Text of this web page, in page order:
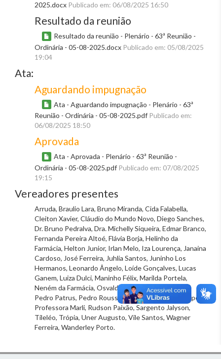
2025.docx Publicado em: 06/08/2025 16:50
Resultado da reunião
Resultado da reunião - Plenário - 63ª Reunião -
Ordinária - 05-08-2025.docx Publicado em: 05/08/2025
19:04
Ata:
Aguardando impugnação
Ata - Aguardando impugnação - Plenário - 63ª
Reunião - Ordinária - 05-08-2025.pdf Publicado em:
06/08/2025 18:50
Aprovada
Ata - Aprovada - Plenário - 63ª Reunião -
Ordinária - 05-08-2025.pdf Publicado em: 07/08/2025
19:15
Vereadores presentes
Arruda, Braulio Lara, Bruno Miranda, Cida Falabella,
Cleiton Xavier, Cláudio do Mundo Novo, Diego Sanches,
Dr. Bruno Pedralva, Dra. Michelly Siqueira, Edmar Branco,
Fernanda Pereira Altoé, Flávia Borja, Helinho da
Farmácia, Helton Junior, Irlan Melo, Iza Lourença, Janaina
Cardoso, José Ferreira, Juhlia Santos, Juninho Los
Hermanos, Leonardo Ângelo, Loíde Gonçalves, Lucas
Ganem, Luiza Dulci, Maninho Félix, Marilda Portela,
Neném da Farmácia, Osvaldo Lopes, Pablo Almeida,
Pedro Patrus, Pedro Rousseff, Professor Juliano Lopes,
Professora Marli, Rudson Paixão, Sargento Jalyson,
Tileléo, Trópia, Uner Augusto, Vile Santos, Wagner
Ferreira, Wanderley Porto.